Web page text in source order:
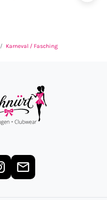
Karneval / Fasching